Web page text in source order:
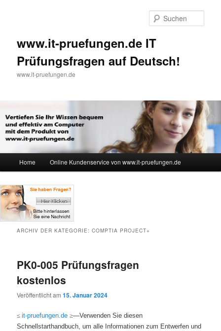
www.it-pruefungen.de IT
Prüfungsfragen auf Deutsch!
www.it-pruefungen.de
Zum Inhalt wechseln
Zum sekundären Inhalt wechseln
Home Online Kundenservice von www.it-pruefungen.de
ARCHIV DER KATEGORIE:COMPTIA PROJECT+
PK0-005 Prüfungsfragen
kostenlos
Veröffentlicht am15. Januar 2024
≤it-pruefungen.de≥—Verwenden Sie diesen
Schnellstarthandbuch, um alle Informationen zum Entwerfen und